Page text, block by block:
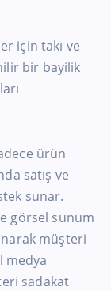
için takı ve
bir bayilik
ürün
satış ve
sunar.
görsel sunum
müşteri
medya
sadakat